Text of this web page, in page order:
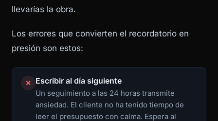
llevarías la obra.
Los errores que convierten el recordatorio en
presión son estos:
✕ Escribir al día siguiente
Un seguimiento a las 24 horas transmite
ansiedad. El cliente no ha tenido tiempo de
leer el presupuesto con calma. Espera al